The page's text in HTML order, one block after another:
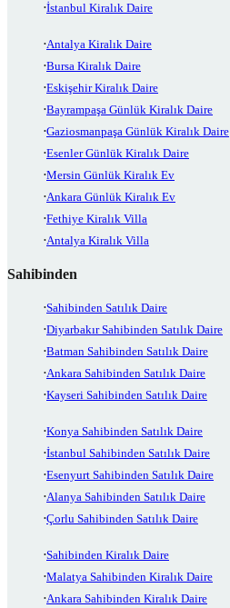
İstanbul Kiralık Daire
Antalya Kiralık Daire
Bursa Kiralık Daire
Eskişehir Kiralık Daire
Bayrampaşa Günlük Kiralık Daire
Gaziosmanpaşa Günlük Kiralık Daire
Esenler Günlük Kiralık Daire
Mersin Günlük Kiralık Ev
Ankara Günlük Kiralık Ev
Fethiye Kiralık Villa
Antalya Kiralık Villa
Sahibinden
Sahibinden Satılık Daire
Diyarbakır Sahibinden Satılık Daire
Batman Sahibinden Satılık Daire
Ankara Sahibinden Satılık Daire
Kayseri Sahibinden Satılık Daire
Konya Sahibinden Satılık Daire
İstanbul Sahibinden Satılık Daire
Esenyurt Sahibinden Satılık Daire
Alanya Sahibinden Satılık Daire
Çorlu Sahibinden Satılık Daire
Sahibinden Kiralık Daire
Malatya Sahibinden Kiralık Daire
Ankara Sahibinden Kiralık Daire